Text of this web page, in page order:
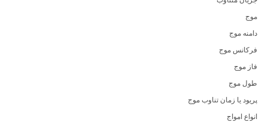
موج
دامنه موج
فرکانس موج
فاز موج
طول موج
پریود یا زمان تناوب موج
انواع امواج